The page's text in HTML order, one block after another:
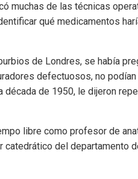
muchas de las técnicas
qué medicamentos
de Londres, se había
defectuosos, no
de 1950, le dijeron
libre como profesor de
del departamento